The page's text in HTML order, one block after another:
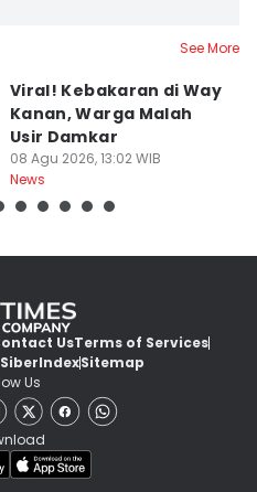
See More
Viral! Kebakaran di Way
Kanan, Warga Malah
Usir Damkar
08 Agu 2026, 13:02 WIB
News
UsTerms of Services
IndexSitemap
Us